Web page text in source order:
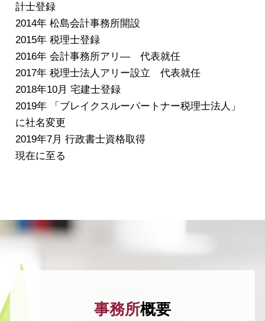
計士登録
2014年 松島会計事務所開設
2015年 税理士登録
2016年 会計事務所アリ― 代表就任
2017年 税理士法人アリー設立 代表就任
2018年10月 宅建士登録
2019年 「ブレイクスルーパートナー税理士法人」
に社名変更
2019年7月 行政書士資格取得
現在に至る
事務所概要